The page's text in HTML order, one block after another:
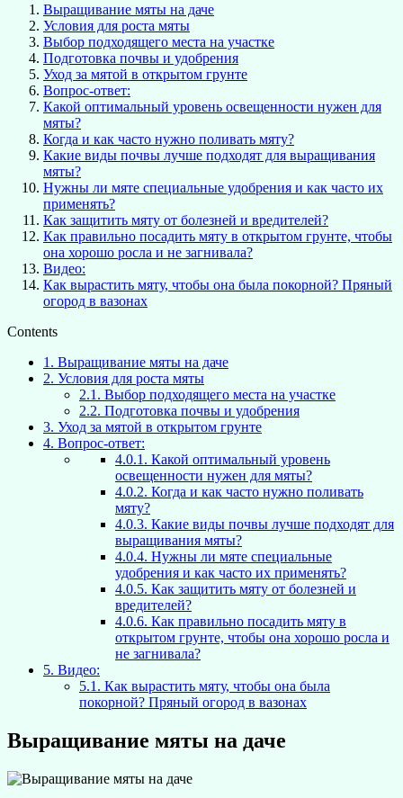
Выращивание мяты на даче
Условия для роста мяты
Выбор подходящего места на участке
Подготовка почвы и удобрения
Уход за мятой в открытом грунте
Вопрос-ответ:
Какой оптимальный уровень освещенности нужен для
мяты?
Когда и как часто нужно поливать мяту?
Какие виды почвы лучше подходят для выращивания
мяты?
Нужны ли мяте специальные удобрения и как часто их
применять?
Как защитить мяту от болезней и вредителей?
Как правильно посадить мяту в открытом грунте, чтобы
она хорошо росла и не загнивала?
Видео:
Как вырастить мяту, чтобы она была покорной? Пряный
огород в вазонах
Contents
1. Выращивание мяты на даче
2. Условия для роста мяты
2.1. Выбор подходящего места на участке
2.2. Подготовка почвы и удобрения
3. Уход за мятой в открытом грунте
4. Вопрос-ответ:
4.0.1. Какой оптимальный уровень
освещенности нужен для мяты?
4.0.2. Когда и как часто нужно поливать
мяту?
4.0.3. Какие виды почвы лучше подходят для
выращивания мяты?
4.0.4. Нужны ли мяте специальные
удобрения и как часто их применять?
4.0.5. Как защитить мяту от болезней и
вредителей?
4.0.6. Как правильно посадить мяту в
открытом грунте, чтобы она хорошо росла и
не загнивала?
5. Видео:
5.1. Как вырастить мяту, чтобы она была
покорной? Пряный огород в вазонах
Выращивание мяты на даче